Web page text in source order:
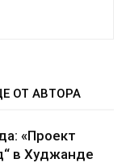
ОТ АВТОРА
«Проект
в Худжанде